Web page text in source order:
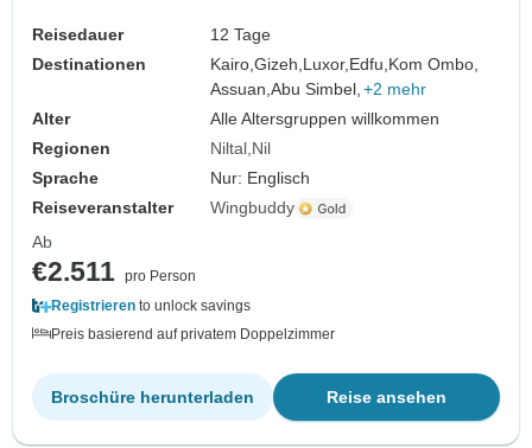
Reisedauer
12 Tage
Destinationen
Kairo,Gizeh,Luxor,Edfu,Kom Ombo,
Assuan,Abu Simbel, +2 mehr
Alter
Alle Altersgruppen willkommen
Regionen
Niltal Nil
Sprache
Nur: Englisch
Reiseveranstalter
Wingbuddy
Ab
€2.511 pro Person
Registrieren to unlock savings
Preis basierend auf privatem Doppelzimmer
Reise ansehen
Broschüre herunterladen